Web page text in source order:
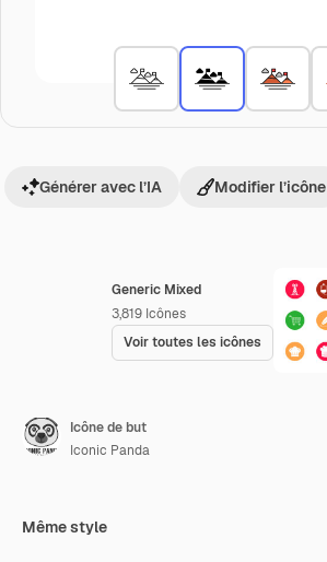
Generic Mixed
3,819 Icônes
Voir toutes les icônes
Générer avec l’IA Modifier l’icône
Icône de but
Iconic Panda
Même style